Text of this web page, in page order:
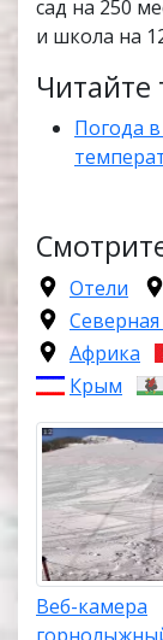
сад на 250
и школа на
Читайте
Погода
Отели
Африка
Крым
Веб-камера